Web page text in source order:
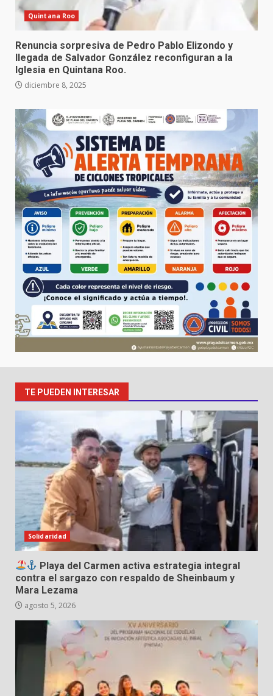
Quintana Roo
Renuncia sorpresiva de Pedro Pablo Elizondo y
llegada de Salvador González reconfiguran a la
Iglesia en Quintana Roo.
diciembre 8, 2025
TE PUEDEN INTERESAR
Solidaridad
Playa del Carmen activa estrategia integral
contra el sargazo con respaldo de Sheinbaum y
Mara Lezama
agosto 5, 2026